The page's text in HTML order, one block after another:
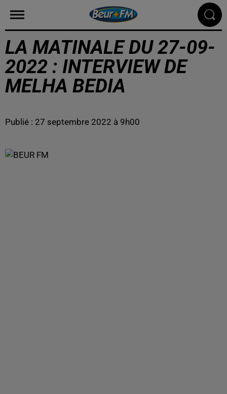
LA MATINALE DU 27-09-
2022 : INTERVIEW DE
MELHA BEDIA
Publié : 27 septembre 2022 à 9h00